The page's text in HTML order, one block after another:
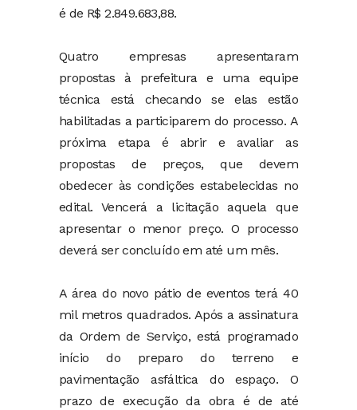
é de R$ 2.849.683,88.
Quatro empresas apresentaram
propostas à prefeitura e uma equipe
técnica está checando se elas estão
habilitadas a participarem do processo. A
próxima etapa é abrir e avaliar as
propostas de preços, que devem
obedecer às condições estabelecidas no
edital. Vencerá a licitação aquela que
apresentar o menor preço. O processo
deverá ser concluído em até um mês.
A área do novo pátio de eventos terá 40
mil metros quadrados. Após a assinatura
da Ordem de Serviço, está programado
início do preparo do terreno e
pavimentação asfáltica do espaço. O
prazo de execução da obra é de até